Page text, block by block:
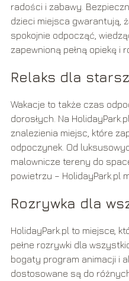
radości i zabawy.
dzieci miejsca gwarantują,
spokojnie odpocząć,
zapewnioną pełną opiekę i
Relaks dla
Wakacje to także czas
dorosłych. Na
znalezienia miejsc, które
odpoczynek. Od
malownicze tereny do
powietrzu – HolidayPark.pl
Rozrywka dla
HolidayPark.pl to miejsce,
pełne rozrywki dla
bogaty program animacji i
dostosowane są do